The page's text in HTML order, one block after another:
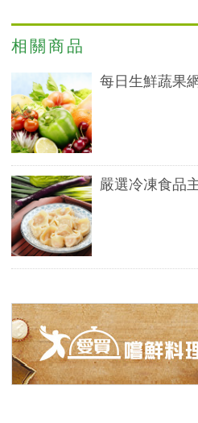
相關商品
每日生鮮蔬果
嚴選冷凍食品